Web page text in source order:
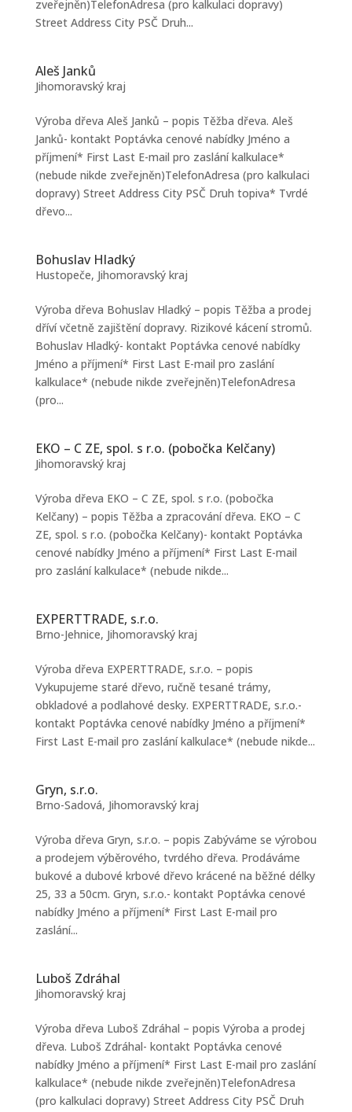
zveřejněn)TelefonAdresa (pro kalkulaci dopravy)
Street Address City PSČ Druh...
Aleš Janků
Jihomoravský kraj
Výroba dřeva Aleš Janků – popis Těžba dřeva. Aleš
Janků- kontakt Poptávka cenové nabídky Jméno a
příjmení* First Last E-mail pro zaslání kalkulace*
(nebude nikde zveřejněn)TelefonAdresa (pro kalkulaci
dopravy) Street Address City PSČ Druh topiva* Tvrdé
dřevo...
Bohuslav Hladký
Hustopeče, Jihomoravský kraj
Výroba dřeva Bohuslav Hladký – popis Těžba a prodej
dříví včetně zajištění dopravy. Rizikové kácení stromů.
Bohuslav Hladký- kontakt Poptávka cenové nabídky
Jméno a příjmení* First Last E-mail pro zaslání
kalkulace* (nebude nikde zveřejněn)TelefonAdresa
(pro...
EKO – C ZE, spol. s r.o. (pobočka Kelčany)
Jihomoravský kraj
Výroba dřeva EKO – C ZE, spol. s r.o. (pobočka
Kelčany) – popis Těžba a zpracování dřeva. EKO – C
ZE, spol. s r.o. (pobočka Kelčany)- kontakt Poptávka
cenové nabídky Jméno a příjmení* First Last E-mail
pro zaslání kalkulace* (nebude nikde...
EXPERTTRADE, s.r.o.
Brno-Jehnice, Jihomoravský kraj
Výroba dřeva EXPERTTRADE, s.r.o. – popis
Vykupujeme staré dřevo, ručně tesané trámy,
obkladové a podlahové desky. EXPERTTRADE, s.r.o.-
kontakt Poptávka cenové nabídky Jméno a příjmení*
First Last E-mail pro zaslání kalkulace* (nebude nikde...
Gryn, s.r.o.
Brno-Sadová, Jihomoravský kraj
Výroba dřeva Gryn, s.r.o. – popis Zabýváme se výrobou
a prodejem výběrového, tvrdého dřeva. Prodáváme
bukové a dubové krbové dřevo krácené na běžné délky
25, 33 a 50cm. Gryn, s.r.o.- kontakt Poptávka cenové
nabídky Jméno a příjmení* First Last E-mail pro
zaslání...
Luboš Zdráhal
Jihomoravský kraj
Výroba dřeva Luboš Zdráhal – popis Výroba a prodej
dřeva. Luboš Zdráhal- kontakt Poptávka cenové
nabídky Jméno a příjmení* First Last E-mail pro zaslání
kalkulace* (nebude nikde zveřejněn)TelefonAdresa
(pro kalkulaci dopravy) Street Address City PSČ Druh